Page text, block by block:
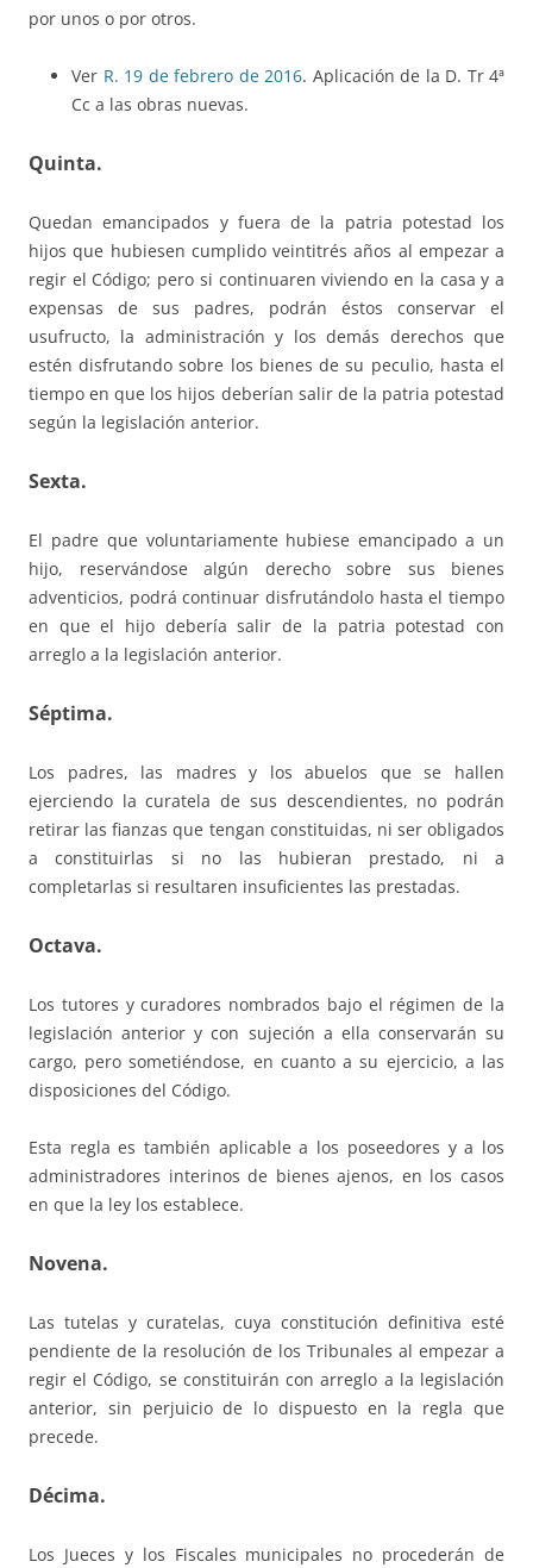
por unos o por otros.
Ver R. 19 de febrero de 2016. Aplicación de la D. Tr 4ª
Cc a las obras nuevas.
Quinta.
Quedan emancipados y fuera de la patria potestad los
hijos que hubiesen cumplido veintitrés años al empezar a
regir el Código; pero si continuaren viviendo en la casa y a
expensas de sus padres, podrán éstos conservar el
usufructo, la administración y los demás derechos que
estén disfrutando sobre los bienes de su peculio, hasta el
tiempo en que los hijos deberían salir de la patria potestad
según la legislación anterior.
Sexta.
El padre que voluntariamente hubiese emancipado a un
hijo, reservándose algún derecho sobre sus bienes
adventicios, podrá continuar disfrutándolo hasta el tiempo
en que el hijo debería salir de la patria potestad con
arreglo a la legislación anterior.
Séptima.
Los padres, las madres y los abuelos que se hallen
ejerciendo la curatela de sus descendientes, no podrán
retirar las fianzas que tengan constituidas, ni ser obligados
a constituirlas si no las hubieran prestado, ni a
completarlas si resultaren insuficientes las prestadas.
Octava.
Los tutores y curadores nombrados bajo el régimen de la
legislación anterior y con sujeción a ella conservarán su
cargo, pero sometiéndose, en cuanto a su ejercicio, a las
disposiciones del Código.
Esta regla es también aplicable a los poseedores y a los
administradores interinos de bienes ajenos, en los casos
en que la ley los establece.
Novena.
Las tutelas y curatelas, cuya constitución definitiva esté
pendiente de la resolución de los Tribunales al empezar a
regir el Código, se constituirán con arreglo a la legislación
anterior, sin perjuicio de lo dispuesto en la regla que
precede.
Décima.
Los Jueces y los Fiscales municipales no procederán de